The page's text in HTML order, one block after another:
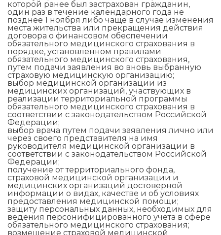
которой ранее был застрахован гражданин,
один раз в течение календарного года не
позднее 1 ноября либо чаще в случае изменения
места жительства или прекращения действия
договора о финансовом обеспечении
обязательного медицинского страхования в
порядке, установленном правилами
обязательного медицинского страхования,
путем подачи заявления во вновь выбранную
страховую медицинскую организацию;
выбор медицинской организации из
медицинских организаций, участвующих в
реализации территориальной программы
обязательного медицинского страхования в
соответствии с законодательством Российской
Федерации;
выбор врача путем подачи заявления лично или
через своего представителя на имя
руководителя медицинской организации в
соответствии с законодательством Российской
Федерации;
получение от территориального фонда,
страховой медицинской организации и
медицинских организаций достоверной
информации о видах, качестве и об условиях
предоставления медицинской помощи;
защиту персональных данных, необходимых для
ведения персонифицированного учета в сфере
обязательного медицинского страхования;
возмещение страховой медицинской